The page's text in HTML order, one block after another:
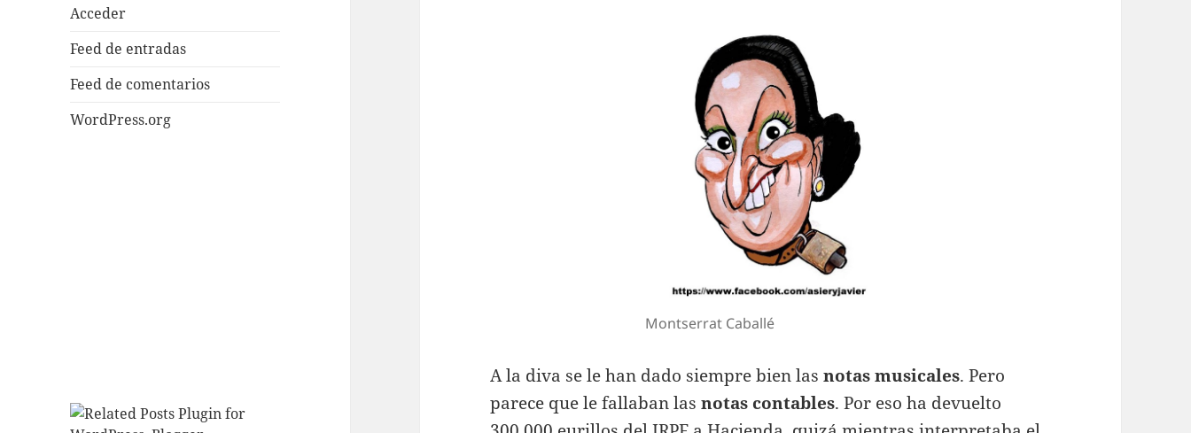
Acceder
Feed de entradas
Feed de comentarios
WordPress.org
Montserrat Caballé
A la diva se le han dado siempre bien lasnotas musicales. Pero
parece que le fallaban lasnotas contables. Por eso ha devuelto